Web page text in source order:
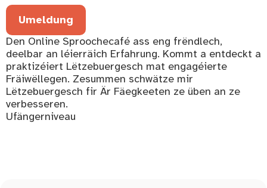
Umeldung
Den Online Sproochecafé ass eng frëndlech,
deelbar an léierräich Erfahrung. Kommt a entdeckt a
praktizéiert Lëtzebuergesch mat engagéierte
Fräiwëllegen. Zesummen schwätze mir
Lëtzebuergesch fir Är Fäegkeeten ze üben an ze
verbesseren.
Ufängerniveau